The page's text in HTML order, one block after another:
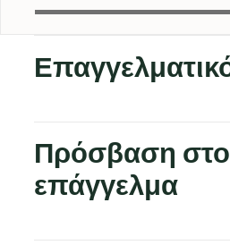
Πρόσβαση στο
επάγγελμα